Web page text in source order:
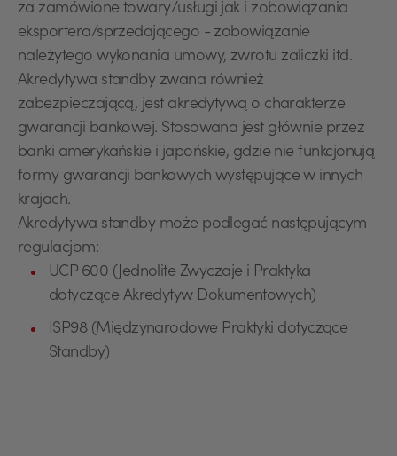
za zamówione towary/usługi jak i zobowiązania
eksportera/sprzedającego - zobowiązanie
należytego wykonania umowy, zwrotu zaliczki itd.
Akredytywa standby zwana również
zabezpieczającą, jest akredytywą o charakterze
gwarancji bankowej. Stosowana jest głównie przez
banki amerykańskie i japońskie, gdzie nie funkcjonują
formy gwarancji bankowych występujące w innych
krajach.
Akredytywa standby może podlegać następującym
regulacjom:
UCP 600 (Jednolite Zwyczaje i Praktyka
dotyczące Akredytyw Dokumentowych)
ISP98 (Międzynarodowe Praktyki dotyczące
Standby)